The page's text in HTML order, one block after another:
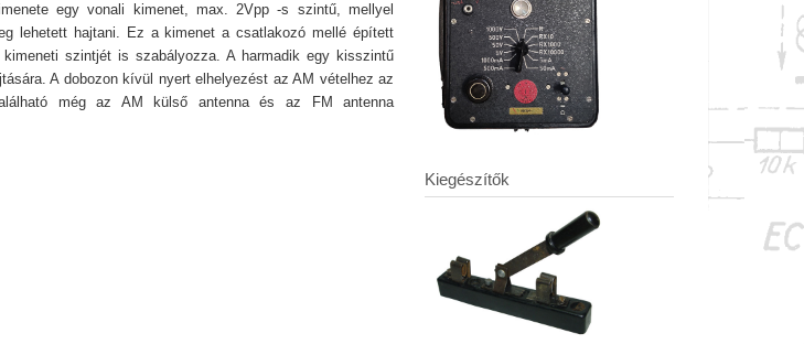
egy vonali kimenet, max. 2Vpp -s szintű, mellyel
lehetett hajtani. Ez a kimenet a csatlakozó mellé épített
szintjét is szabályozza. A harmadik egy kisszintű
A dobozon kívül nyert elhelyezést az AM vételhez az
még az AM külső antenna és az FM antenna
Kiegészítők